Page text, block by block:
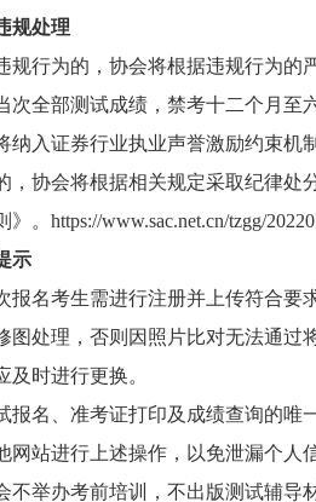
规处理
规行为的，协会将根据违规行为的
次全部测试成绩，禁考十二个月至
纳入证券行业执业声誉激励约束机
，协会将根据相关规定采取纪律处
》。 https://www.sac.net.cn/tzgg/
示
报名考生需进行注册并上传符合
图处理，否则因照片比对无法通过
及时进行更换。
报名、准考证打印及成绩查询的唯
网站进行上述操作，以免泄漏个人
不举办考前培训，不出版测试辅导